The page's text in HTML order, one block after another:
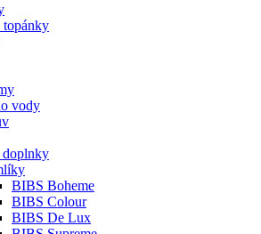
topánky
vody
BIBS Boheme
BIBS Colour
BIBS De Lux